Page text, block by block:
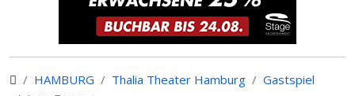
HAMBURG Thalia Theater Hamburg
Gastspiel